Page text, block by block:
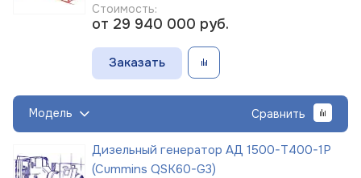
Стоимость:
от 29 940 000 руб.
Заказать
Модель Сравнить
Дизельный генератор АД 1500-Т400-1Р
(Cummins QSK60-G3)